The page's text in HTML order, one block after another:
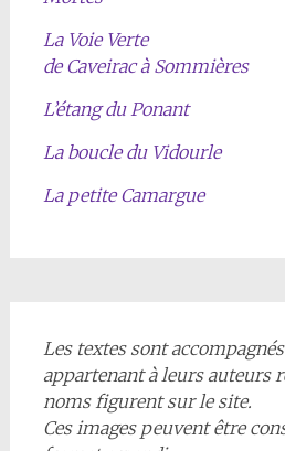
La Voie Verte
de Caveirac à Sommières
L’étang du Ponant
La boucle du Vidourle
La petite Camargue
Les textes sont
appartenant à leurs auteurs
noms figurent sur le site.
Ces images peuvent être